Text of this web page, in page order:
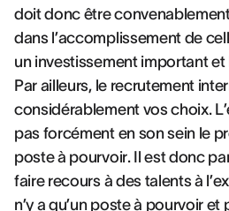
doit donc être
dans l’accomplissement de
un investissement important
Par ailleurs, le recrutement
considérablement vos choix.
pas forcément en son sein le
poste à pourvoir. Il est donc
faire recours à des talents à
n’y a qu’un poste à pourvoir